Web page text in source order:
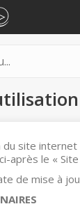
du site internet
après le « Site
de mise à